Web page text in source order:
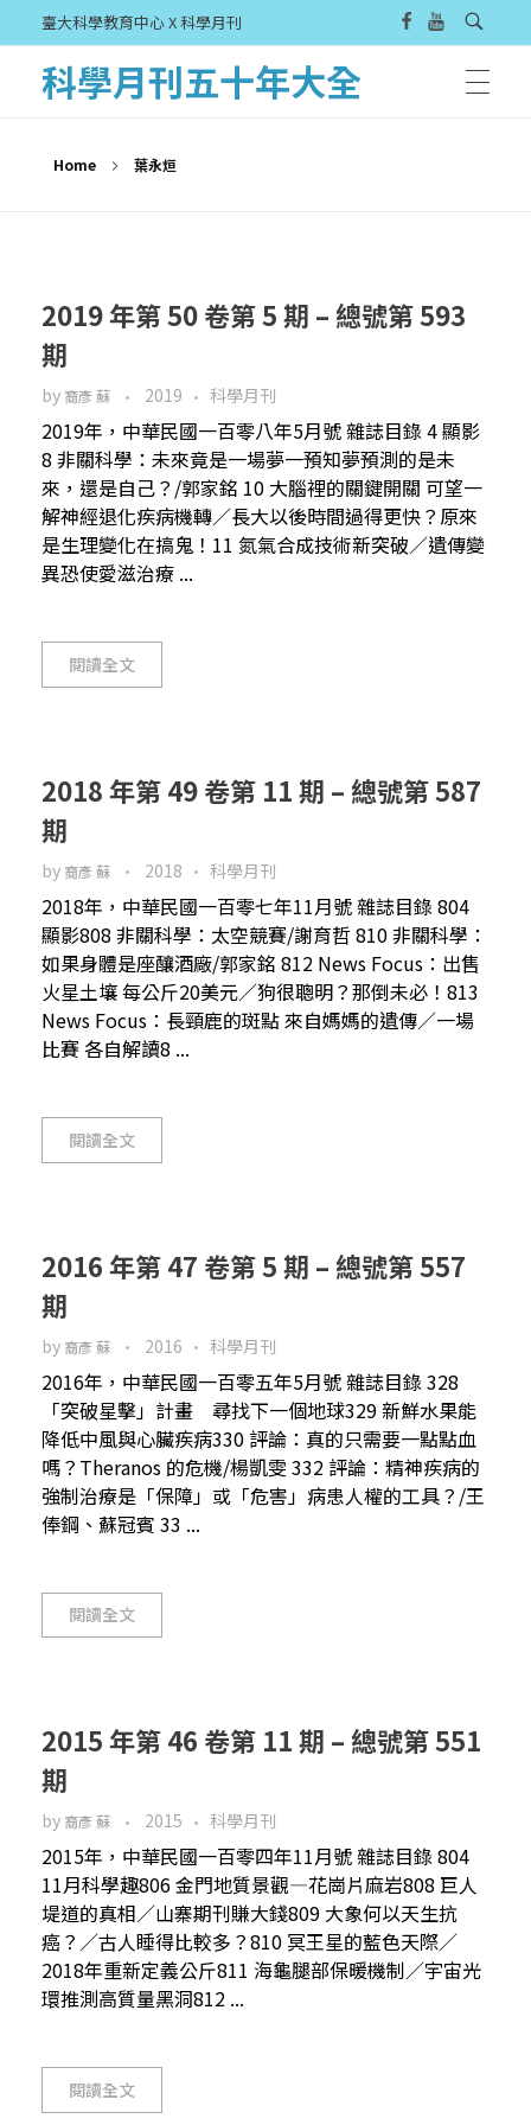
臺大科學教育中心 X 科學月刊
科學月刊五十年大全
Home 葉永烜
2019 年第 50 卷第 5 期 – 總號第 593
期
by 裔彥 蘇 2019 科學月刊
2019年，中華民國一百零八年5月號 雜誌目錄 4 顯影
8 非關科學：未來竟是一場夢一預知夢預測的是未
來，還是自己？/郭家銘 10 大腦裡的關鍵開關 可望一
解神經退化疾病機轉／長大以後時間過得更快？原來
是生理變化在搞鬼！11 氮氣合成技術新突破／遺傳變
異恐使愛滋治療 ...
閱讀全文
2018 年第 49 卷第 11 期 – 總號第 587
期
by 裔彥 蘇 2018 科學月刊
2018年，中華民國一百零七年11月號 雜誌目錄 804
顯影808 非關科學：太空競賽/謝育哲 810 非關科學：
如果身體是座釀酒廠/郭家銘 812 News Focus：出售
火星土壤 每公斤20美元／狗很聰明？那倒未必！813
News Focus：長頸鹿的斑點 來自媽媽的遺傳／一場
比賽 各自解讀8 ...
閱讀全文
2016 年第 47 卷第 5 期 – 總號第 557
期
by 裔彥 蘇 2016 科學月刊
2016年，中華民國一百零五年5月號 雜誌目錄 328
「突破星擊」計畫 尋找下一個地球329 新鮮水果能
降低中風與心臟疾病330 評論：真的只需要一點點血
嗎？Theranos 的危機/楊凱雯 332 評論：精神疾病的
強制治療是「保障」或「危害」病患人權的工具？/王
俸鋼、蘇冠賓 33 ...
閱讀全文
2015 年第 46 卷第 11 期 – 總號第 551
期
by 裔彥 蘇 2015 科學月刊
2015年，中華民國一百零四年11月號 雜誌目錄 804
11月科學趣806 金門地質景觀—花崗片麻岩808 巨人
堤道的真相／山寨期刊賺大錢809 大象何以天生抗
癌？／古人睡得比較多？810 冥王星的藍色天際／
2018年重新定義公斤811 海龜腿部保暖機制／宇宙光
環推測高質量黑洞812 ...
閱讀全文